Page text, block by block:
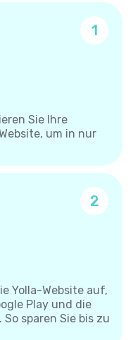
1
Sie Ihre
um in nur
2
Yolla-Website auf,
Play und die
sparen Sie bis zu